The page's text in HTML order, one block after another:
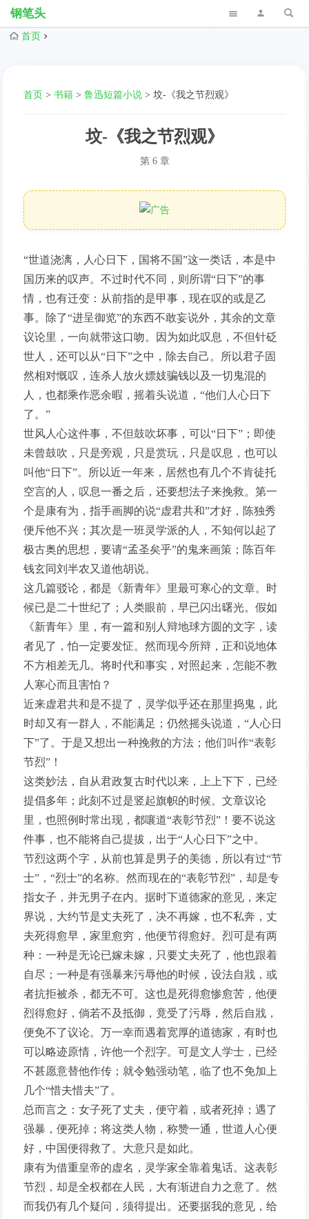
钢笔头
首页
首页 >书籍 >鲁迅短篇小说 >坟-《我之节烈观》
坟-《我之节烈观》
第 6 章
“世道浇漓，人心日下，国将不国”这一类话，本是中
国历来的叹声。不过时代不同，则所谓“日下”的事
情，也有迁变：从前指的是甲事，现在叹的或是乙
事。除了“进呈御览”的东西不敢妄说外，其余的文章
议论里，一向就带这口吻。因为如此叹息，不但针砭
世人，还可以从“日下”之中，除去自己。所以君子固
然相对慨叹，连杀人放火嫖妓骗钱以及一切鬼混的
人，也都乘作恶余暇，摇着头说道，“他们人心日下
了。”
世风人心这件事，不但鼓吹坏事，可以“日下”；即使
未曾鼓吹，只是旁观，只是赏玩，只是叹息，也可以
叫他“日下”。所以近一年来，居然也有几个不肯徒托
空言的人，叹息一番之后，还要想法子来挽救。第一
个是康有为，指手画脚的说“虚君共和”才好，陈独秀
便斥他不兴；其次是一班灵学派的人，不知何以起了
极古奥的思想，要请“孟圣矣乎”的鬼来画策；陈百年
钱玄同刘半农又道他胡说。
这几篇驳论，都是《新青年》里最可寒心的文章。时
候已是二十世纪了；人类眼前，早已闪出曙光。假如
《新青年》里，有一篇和别人辩地球方圆的文字，读
者见了，怕一定要发怔。然而现今所辩，正和说地体
不方相差无几。将时代和事实，对照起来，怎能不教
人寒心而且害怕？
近来虚君共和是不提了，灵学似乎还在那里捣鬼，此
时却又有一群人，不能满足；仍然摇头说道，“人心日
下”了。于是又想出一种挽救的方法；他们叫作“表彰
节烈”！
这类妙法，自从君政复古时代以来，上上下下，已经
提倡多年；此刻不过是竖起旗帜的时候。文章议论
里，也照例时常出现，都嚷道“表彰节烈”！要不说这
件事，也不能将自己提拔，出于“人心日下”之中。
节烈这两个字，从前也算是男子的美德，所以有过“节
士”，“烈士”的名称。然而现在的“表彰节烈”，却是专
指女子，并无男子在内。据时下道德家的意见，来定
界说，大约节是丈夫死了，决不再嫁，也不私奔，丈
夫死得愈早，家里愈穷，他便节得愈好。烈可是有两
种：一种是无论已嫁未嫁，只要丈夫死了，他也跟着
自尽；一种是有强暴来污辱他的时候，设法自戕，或
者抗拒被杀，都无不可。这也是死得愈惨愈苦，他便
烈得愈好，倘若不及抵御，竟受了污辱，然后自戕，
便免不了议论。万一幸而遇着宽厚的道德家，有时也
可以略迹原情，许他一个烈字。可是文人学士，已经
不甚愿意替他作传；就令勉强动笔，临了也不免加上
几个“惜夫惜夫”了。
总而言之：女子死了丈夫，便守着，或者死掉；遇了
强暴，便死掉；将这类人物，称赞一通，世道人心便
好，中国便得救了。大意只是如此。
康有为借重皇帝的虚名，灵学家全靠着鬼话。这表彰
节烈，却是全权都在人民，大有渐进自力之意了。然
而我仍有几个疑问，须得提出。还要据我的意见，给